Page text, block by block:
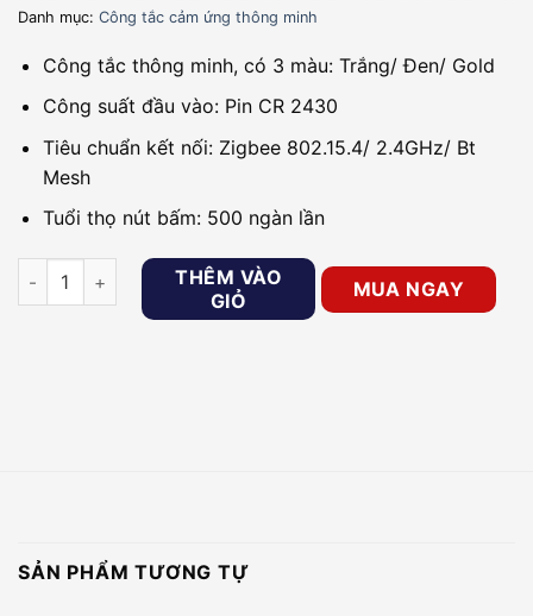
Danh mục: Công tắc cảm ứng thông minh
Công tắc thông minh, có 3 màu: Trắng/ Đen/ Gold
Công suất đầu vào: Pin CR 2430
Tiêu chuẩn kết nối: Zigbee 802.15.4/ 2.4GHz/ Bt
Mesh
Tuổi thọ nút bấm: 500 ngàn lần
Công tắc ngữ cảnh thông minh GOMAN GM-S234Z-4 số
THÊM VÀO
GIỎ
MUA NGAY
SẢN PHẨM TƯƠNG TỰ